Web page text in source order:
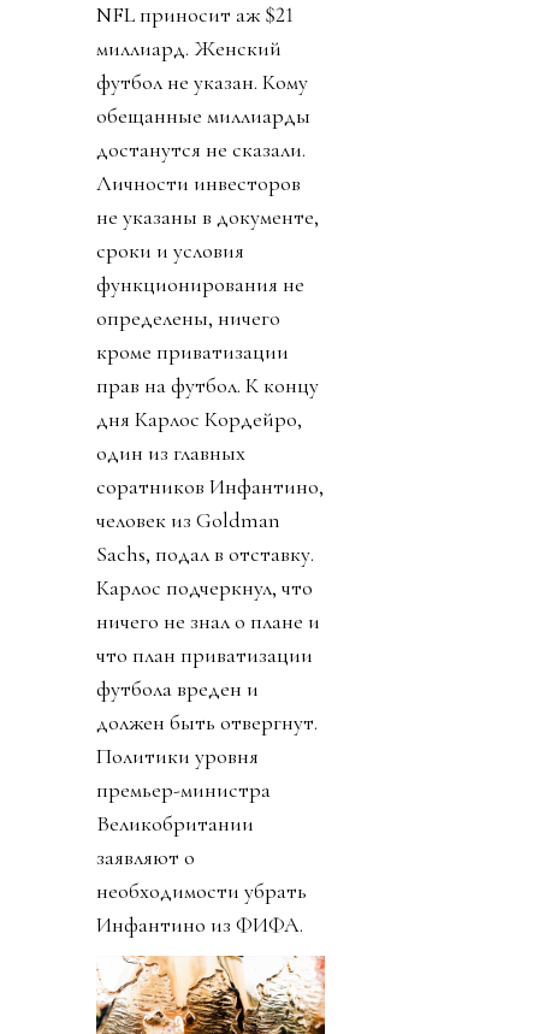
NFL приносит аж $21
миллиард. Женский
футбол не указан. Кому
обещанные миллиарды
достанутся не сказали.
Личности инвесторов
не указаны в документе,
сроки и условия
функционирования не
определены, ничего
кроме приватизации
прав на футбол. К концу
дня Карлос Кордейро,
один из главных
соратников Инфантино,
человек из Goldman
Sachs, подал в отставку.
Карлос подчеркнул, что
ничего не знал о плане и
что план приватизации
футбола вреден и
должен быть отвергнут.
Политики уровня
премьер-министра
Великобритании
заявляют о
необходимости убрать
Инфантино из ФИФА.